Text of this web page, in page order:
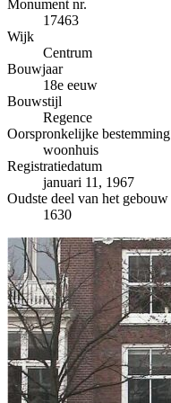
Monument nr.
17463
Wijk
Centrum
Bouwjaar
18e eeuw
Bouwstijl
Regence
Oorspronkelijke bestemming
woonhuis
Registratiedatum
januari 11, 1967
Oudste deel van het gebouw
1630